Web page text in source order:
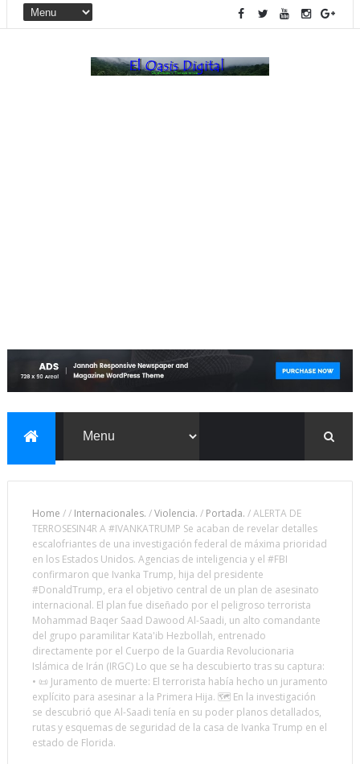
Home // Internacionales. /Violencia. / Portada. /ALERTA DE
TERROSESIN4R A #IVANKATRUMP Se acaban de revelar detalles
escalofriantes de una investigación federal de máxima prioridad
en los Estados Unidos. Agencias de inteligencia y el #FBI
confirmaron que Ivanka Trump, hija del presidente
#DonaldTrump, era el objetivo central de un plan de asesinato
internacional. El plan fue diseñado por el peligroso terrorista
Mohammad Baqer Saad Dawood Al-Saadi, un alto comandante
del grupo paramilitar Kata'ib Hezbollah, entrenado
directamente por el Cuerpo de la Guardia Revolucionaria
Islámica de Irán (IRGC) Lo que se ha descubierto tras su captura:
• 📜 Juramento de muerte: El terrorista había hecho un juramento
explícito para asesinar a la Primera Hija. 🗺️ En la investigación
se descubrió que Al-Saadi tenía en su poder planos detallados,
rutas y esquemas de seguridad de la casa de Ivanka Trump en el
estado de Florida.